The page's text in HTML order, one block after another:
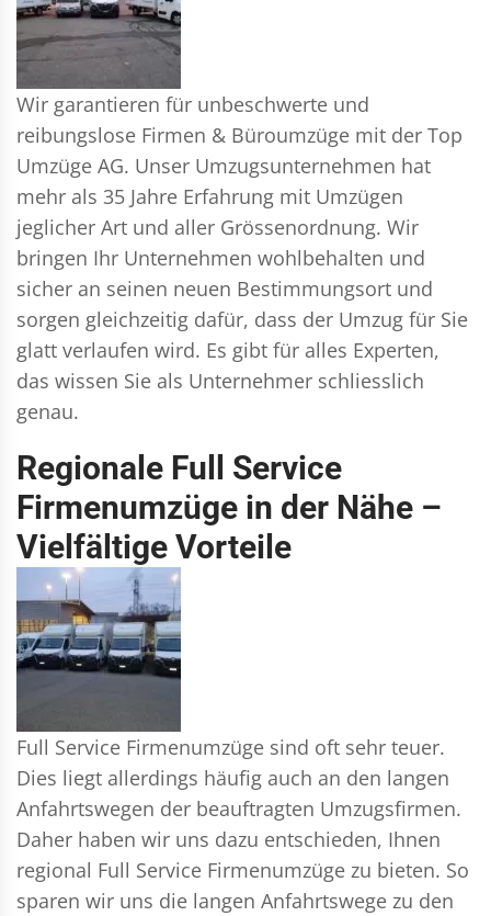
Wir garantieren für unbeschwerte und
reibungslose Firmen & Büroumzüge mit der Top
Umzüge AG. Unser Umzugsunternehmen hat
mehr als 35 Jahre Erfahrung mit Umzügen
jeglicher Art und aller Grössenordnung. Wir
bringen Ihr Unternehmen wohlbehalten und
sicher an seinen neuen Bestimmungsort und
sorgen gleichzeitig dafür, dass der Umzug für Sie
glatt verlaufen wird. Es gibt für alles Experten,
das wissen Sie als Unternehmer schliesslich
genau.
Regionale Full Service
Firmenumzüge in der Nähe –
Vielfältige Vorteile
Full Service Firmenumzüge sind oft sehr teuer.
Dies liegt allerdings häufig auch an den langen
Anfahrtswegen der beauftragten Umzugsfirmen.
Daher haben wir uns dazu entschieden, Ihnen
regional Full Service Firmenumzüge zu bieten. So
sparen wir uns die langen Anfahrtswege zu den